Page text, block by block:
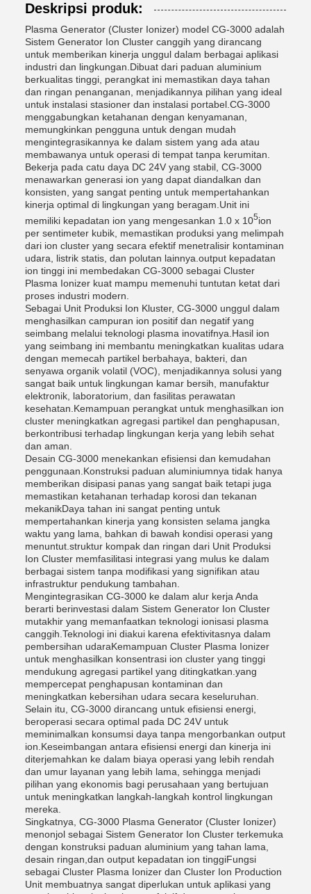
Deskripsi produk:
Plasma Generator (Cluster Ionizer) model CG-3000 adalah
Sistem Generator Ion Cluster canggih yang dirancang
untuk memberikan kinerja unggul dalam berbagai aplikasi
industri dan lingkungan.Dibuat dari paduan aluminium
berkualitas tinggi, perangkat ini memastikan daya tahan
dan ringan penanganan, menjadikannya pilihan yang ideal
untuk instalasi stasioner dan instalasi portabel.CG-3000
menggabungkan ketahanan dengan kenyamanan,
memungkinkan pengguna untuk dengan mudah
mengintegrasikannya ke dalam sistem yang ada atau
membawanya untuk operasi di tempat tanpa kerumitan.
Bekerja pada catu daya DC 24V yang stabil, CG-3000
menawarkan generasi ion yang dapat diandalkan dan
konsisten, yang sangat penting untuk mempertahankan
kinerja optimal di lingkungan yang beragam.Unit ini
memiliki kepadatan ion yang mengesankan 1.0 x 105ion
per sentimeter kubik, memastikan produksi yang melimpah
dari ion cluster yang secara efektif menetralisir kontaminan
udara, listrik statis, dan polutan lainnya.output kepadatan
ion tinggi ini membedakan CG-3000 sebagai Cluster
Plasma Ionizer kuat mampu memenuhi tuntutan ketat dari
proses industri modern.
Sebagai Unit Produksi Ion Kluster, CG-3000 unggul dalam
menghasilkan campuran ion positif dan negatif yang
seimbang melalui teknologi plasma inovatifnya.Hasil ion
yang seimbang ini membantu meningkatkan kualitas udara
dengan memecah partikel berbahaya, bakteri, dan
senyawa organik volatil (VOC), menjadikannya solusi yang
sangat baik untuk lingkungan kamar bersih, manufaktur
elektronik, laboratorium, dan fasilitas perawatan
kesehatan.Kemampuan perangkat untuk menghasilkan ion
cluster meningkatkan agregasi partikel dan penghapusan,
berkontribusi terhadap lingkungan kerja yang lebih sehat
dan aman.
Desain CG-3000 menekankan efisiensi dan kemudahan
penggunaan.Konstruksi paduan aluminiumnya tidak hanya
memberikan disipasi panas yang sangat baik tetapi juga
memastikan ketahanan terhadap korosi dan tekanan
mekanikDaya tahan ini sangat penting untuk
mempertahankan kinerja yang konsisten selama jangka
waktu yang lama, bahkan di bawah kondisi operasi yang
menuntut.struktur kompak dan ringan dari Unit Produksi
Ion Cluster memfasilitasi integrasi yang mulus ke dalam
berbagai sistem tanpa modifikasi yang signifikan atau
infrastruktur pendukung tambahan.
Mengintegrasikan CG-3000 ke dalam alur kerja Anda
berarti berinvestasi dalam Sistem Generator Ion Cluster
mutakhir yang memanfaatkan teknologi ionisasi plasma
canggih.Teknologi ini diakui karena efektivitasnya dalam
pembersihan udaraKemampuan Cluster Plasma Ionizer
untuk menghasilkan konsentrasi ion cluster yang tinggi
mendukung agregasi partikel yang ditingkatkan.yang
mempercepat penghapusan kontaminan dan
meningkatkan kebersihan udara secara keseluruhan.
Selain itu, CG-3000 dirancang untuk efisiensi energi,
beroperasi secara optimal pada DC 24V untuk
meminimalkan konsumsi daya tanpa mengorbankan output
ion.Keseimbangan antara efisiensi energi dan kinerja ini
diterjemahkan ke dalam biaya operasi yang lebih rendah
dan umur layanan yang lebih lama, sehingga menjadi
pilihan yang ekonomis bagi perusahaan yang bertujuan
untuk meningkatkan langkah-langkah kontrol lingkungan
mereka.
Singkatnya, CG-3000 Plasma Generator (Cluster Ionizer)
menonjol sebagai Sistem Generator Ion Cluster terkemuka
dengan konstruksi paduan aluminium yang tahan lama,
desain ringan,dan output kepadatan ion tinggiFungsi
sebagai Cluster Plasma Ionizer dan Cluster Ion Production
Unit membuatnya sangat diperlukan untuk aplikasi yang